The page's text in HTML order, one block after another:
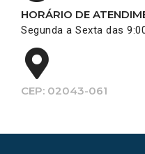
HORÁRIO DE
Segunda a Sexta das
CEP: 02043-061